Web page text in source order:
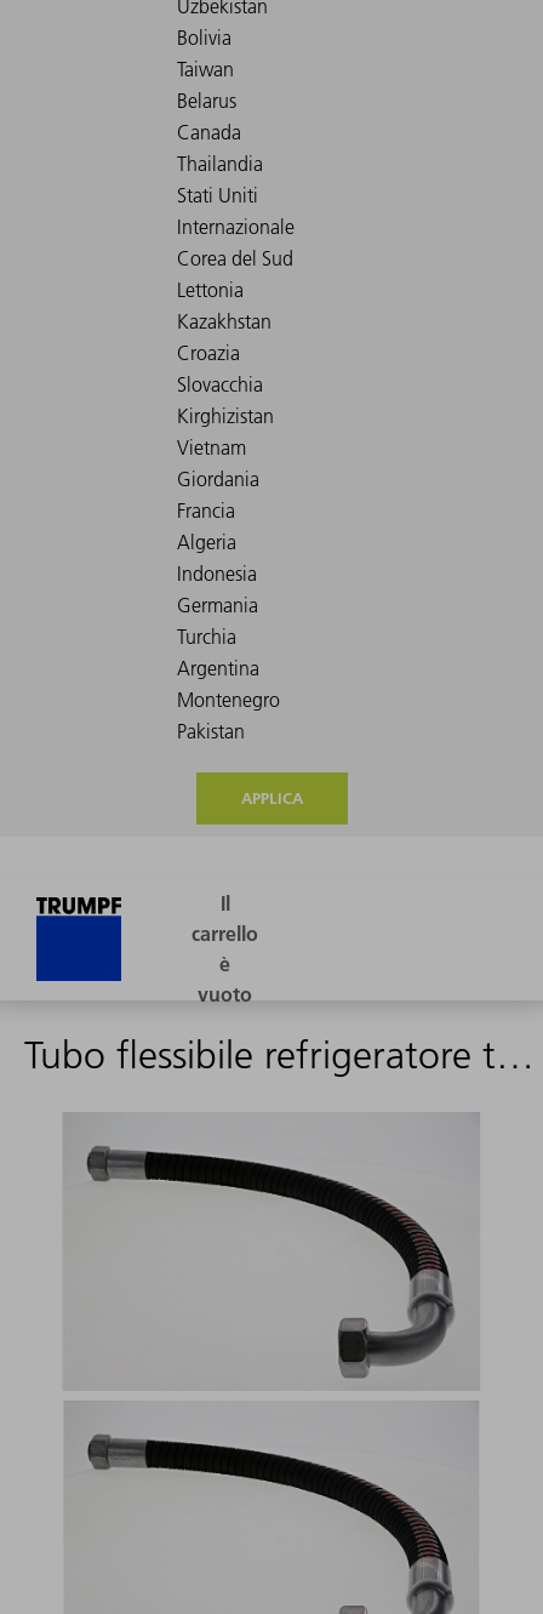
APPLICA
Tubo flessibile refrigeratore tubazione